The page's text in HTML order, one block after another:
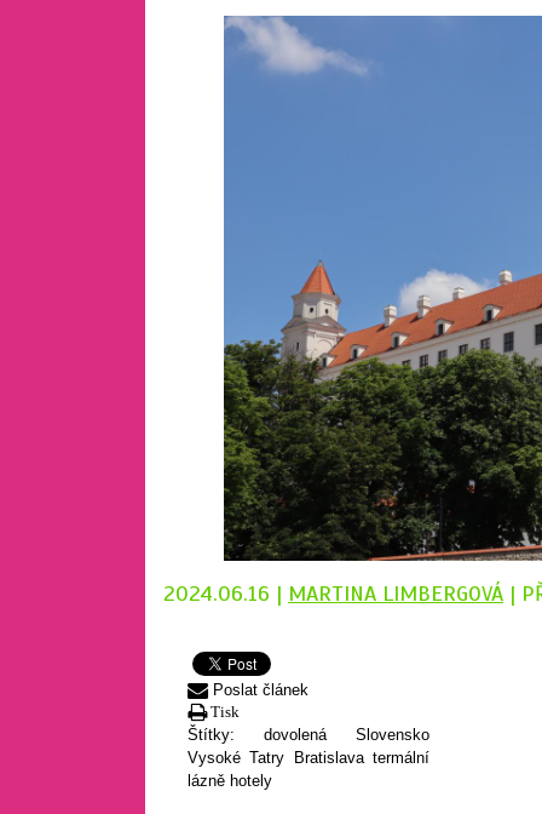
2024.06.16 | MARTINA LIMBERGOVÁ |
Poslat článek
Tisk
Štítky: dovolená Slovensko
Vysoké Tatry
Bratislavatermální
lázně hotely